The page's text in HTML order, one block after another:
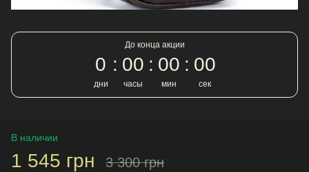
До конца акции
0
дни
00
часы
00
мин
00
сек
В наличии
1 545 грн 3 300 грн